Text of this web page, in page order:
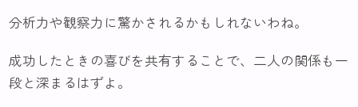
分析力や観察力に驚かされるかもしれないわね。
成功したときの喜びを共有することで、二人の関係も一
段と深まるはずよ。